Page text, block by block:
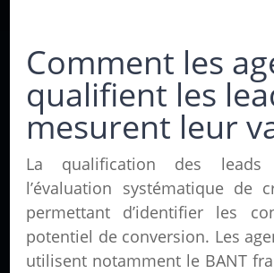
Comment les
qualifient les
mesurent leur
La qualification des leads
l’évaluation systématique de
permettant d’identifier les
potentiel de conversion. Les
utilisent notamment le BANT